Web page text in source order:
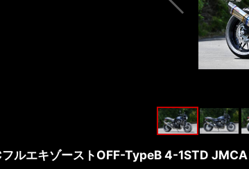
フルエキゾーストOFF-TypeB 4-1STD